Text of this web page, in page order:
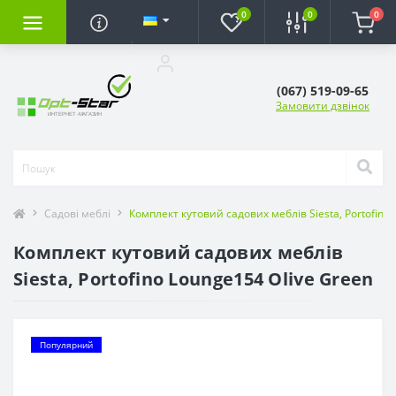
0 0 0
(067) 519-09-65
Замовити дзвінок
Садові меблі Комплект кутовий садових меблів Siesta, Portofino
Комплект кутовий садових меблів
Siesta, Portofino Lounge154 Olive Green
Популярний